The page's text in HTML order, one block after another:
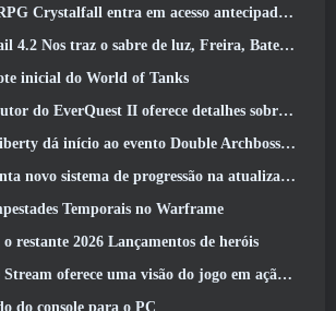
entra em acesso antecipado, Mas não sem alguns problemas
o sabre de luz, Freira, Baterista Trailblazer e um emanador de euforia
inicial do World of Tanks
II oferece detalhes sobre servidor de expansão bloqueado por tempo
dá início ao evento Double Archboss Spawn
sistema de progressão na atualização da temporada SS4
Temporais no Warframe
o restante 2026 Lançamentos de heróis
oferece uma visão do jogo em ação antes do lançamento
do console para o PC